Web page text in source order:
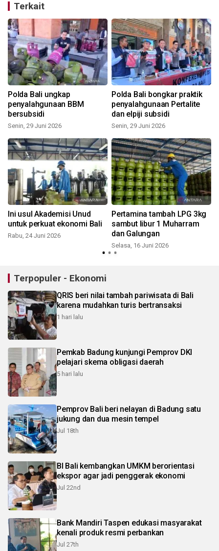
Terkait
Polda Bali ungkap
penyalahgunaan BBM
bersubsidi
Senin, 29 Juni 2026
Polda Bali bongkar praktik
penyalahgunaan Pertalite
dan elpiji subsidi
Senin, 29 Juni 2026
Ini usul Akademisi Unud
untuk perkuat ekonomi Bali
Rabu, 24 Juni 2026
Pertamina tambah LPG 3kg
sambut libur 1 Muharram
dan Galungan
Selasa, 16 Juni 2026
Terpopuler - Ekonomi
QRIS beri nilai tambah pariwisata di Bali
karena mudahkan turis bertransaksi
1 hari lalu
Pemkab Badung kunjungi Pemprov DKI
pelajari skema obligasi daerah
5 hari lalu
Pemprov Bali beri nelayan di Badung satu
jukung dan dua mesin tempel
Jul 18th
BI Bali kembangkan UMKM berorientasi
ekspor agar jadi penggerak ekonomi
Jul 22nd
Bank Mandiri Taspen edukasi masyarakat
kenali produk resmi perbankan
Jul 27th